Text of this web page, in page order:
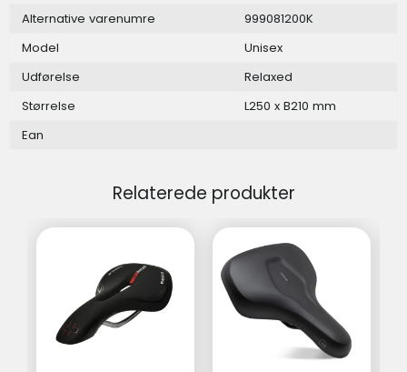
Alternative varenumre
999081200K
Model
Unisex
Udførelse
Relaxed
Størrelse
L250 x B210 mm
Ean
Relaterede produkter